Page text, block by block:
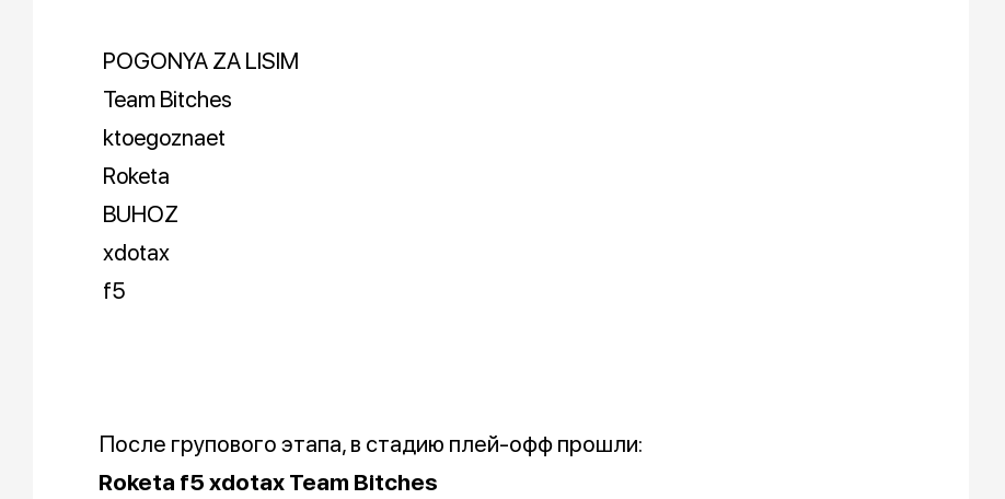
POGONYA ZA LISIM
Team Bitches
ktoegoznaet
Roketa
BUHOZ
xdotax
f5
После групового этапа, в стадию плей-офф прошли:
Roketa f5 xdotax Team Bitches